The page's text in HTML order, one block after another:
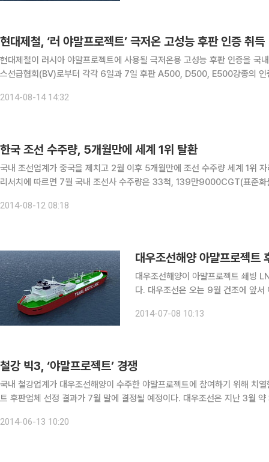
현대제철, ‘러 야말프로젝트’ 극저온 고성능 후판 인증 취득
현대제철이 러시아 야말프로젝트에 사용될 극저온용 고성능 후판 인증을 국내 최초로 취득했다. 현대제철은 러시아선급협
스선급협회(BV)로부터 각각 6일과 7일 후판 A500, D500, E500강종의 인
2014-08-14 14:32
한국 조선 수주량, 5개월만에 세계 1위 탈환
국내 조선업계가 중국을 제치고 2월 이후 5개월만에 조선 수주량 세계 1위
리서치에 따르면 7월 국내 조선사 수주량은 33척, 139만9000CGT(표준
2014-08-12 08:18
대우조선해양 아먈프로젝트
대우조선해양이 아먈프로젝트 쇄빙
다. 대우조선은 오는 9월 건조에 앞서
를 정하는 일괄선정으로 할지, 여러
2014-07-08 10:13
철강 빅3, ‘야말프로젝트’ 경쟁
국내 철강업계가 대우조선해양이 수주한 야말프로젝트에 참여하기 위해 치열한 경쟁을 벌이고 있다. 13
트 후판업체 선정 결과가 7월 말에 결정될 예정이다. 대우조선은 지난 3월
2014-06-13 10:20